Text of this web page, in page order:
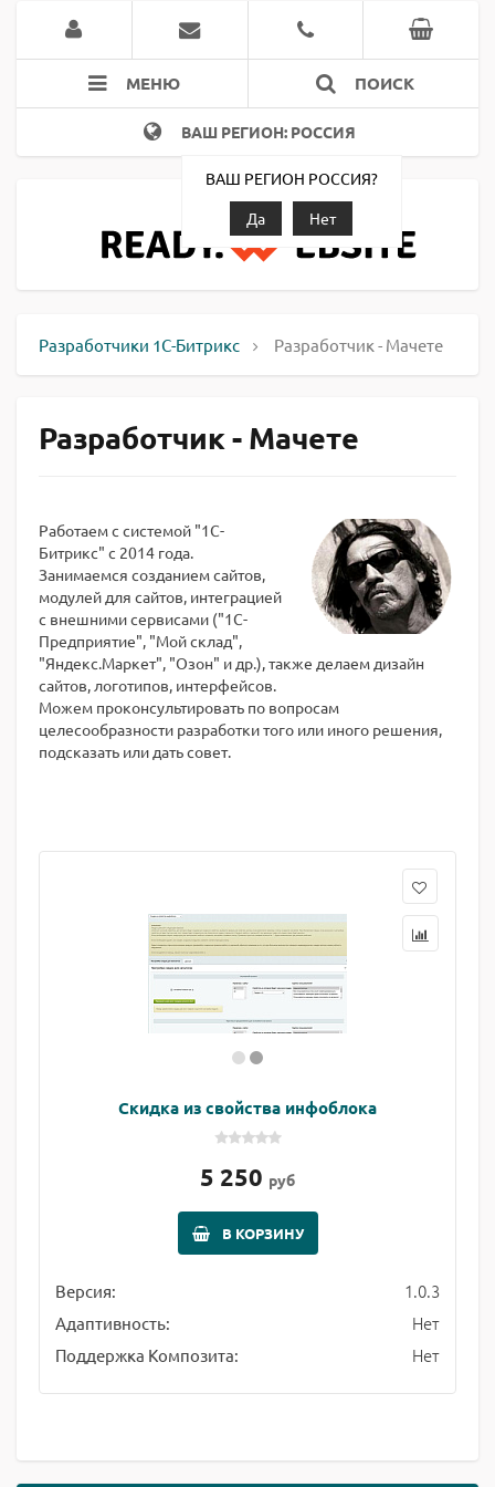
МЕНЮ ПОИСК
ВАШ РЕГИОН: РОССИЯ
ВАШ РЕГИОН РОССИЯ?
Да
Нет
Разработчики 1С-Битрикс Разработчик - Мачете
Разработчик - Мачете
Работаем с системой "1С-
Битрикс" с 2014 года.
Занимаемся созданием сайтов,
модулей для сайтов, интеграцией
с внешними сервисами ("1С-
Предприятие", "Мой склад",
"Яндекс.Маркет", "Озон" и др.), также делаем дизайн
сайтов, логотипов, интерфейсов.
Можем проконсультировать по вопросам
целесообразности разработки того или иного решения,
подсказать или дать совет.
Скидка из свойства инфоблока
5 250 руб
В КОРЗИНУ
Версия: 1.0.3
Адаптивность: Нет
Поддержка Композита: Нет